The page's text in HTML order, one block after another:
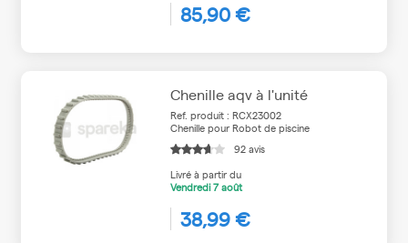
85,90 €
Chenille aqv à l'unité
Ref. produit : RCX23002
Chenille pour Robot de piscine
92 avis
Livré à partir du
Vendredi7 août
38,99 €